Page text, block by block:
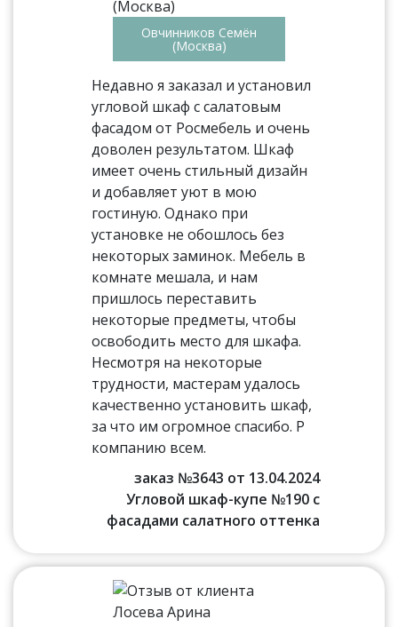
Овчинников Семён
(Москва)
Недавно я заказал и установил
угловой шкаф с салатовым
фасадом от Росмебель и очень
доволен результатом. Шкаф
имеет очень стильный дизайн
и добавляет уют в мою
гостиную. Однако при
установке не обошлось без
некоторых заминок. Мебель в
комнате мешала, и нам
пришлось переставить
некоторые предметы, чтобы
освободить место для шкафа.
Несмотря на некоторые
трудности, мастерам удалось
качественно установить шкаф,
за что им огромное спасибо. Р
компанию всем.
заказ №3643 от 13.04.2024
Угловой шкаф-купе №190 с
фасадами салатного оттенка